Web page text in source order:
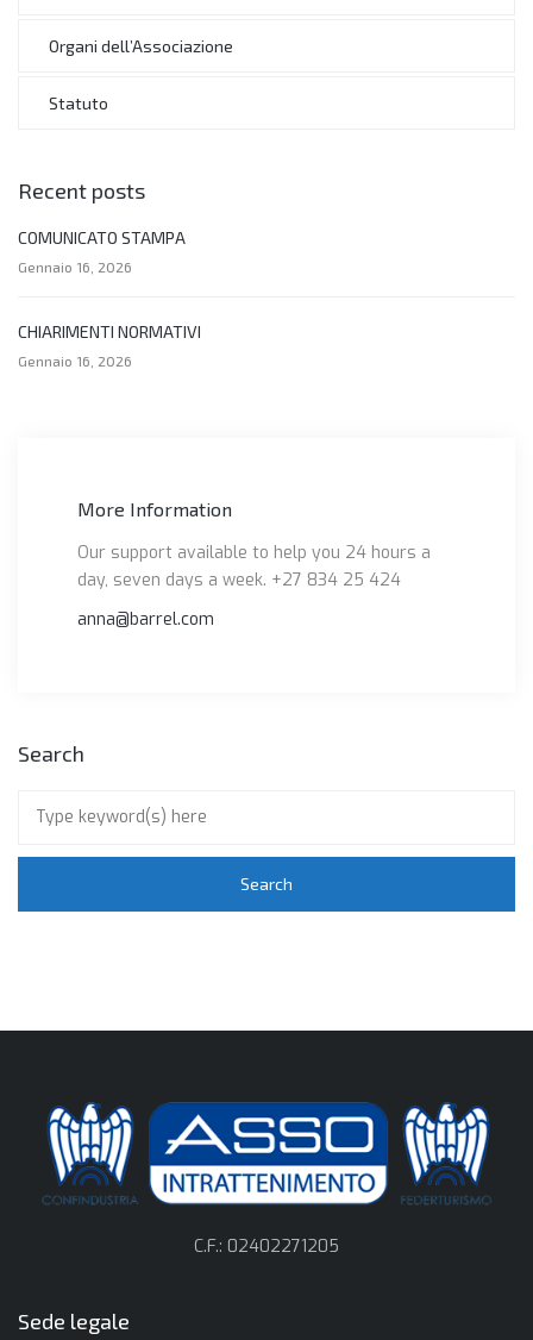
Organi dell’Associazione
Statuto
Recent posts
COMUNICATO STAMPA
Gennaio 16, 2026
CHIARIMENTI NORMATIVI
Gennaio 16, 2026
More Information
Our support available to help you 24 hours a
day, seven days a week. +27 834 25 424
anna@barrel.com
Search
C.F.: 02402271205
Sede legale